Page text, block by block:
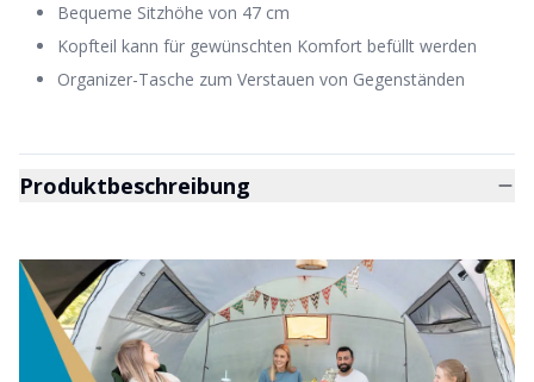
Bequeme Sitzhöhe von 47 cm
Kopfteil kann für gewünschten Komfort befüllt werden
Organizer-Tasche zum Verstauen von Gegenständen
Produktbeschreibung